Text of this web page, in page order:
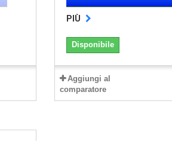
PIÙ
Disponibile
Aggiungi al
comparatore